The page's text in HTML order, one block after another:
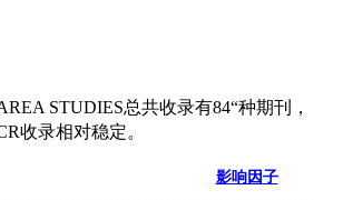
STUDIES总共收录有84“种期刊，
收录相对稳定。
影响因子